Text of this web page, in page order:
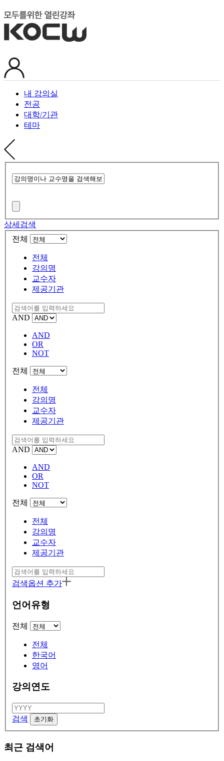
내 강의실
전공
대학/기관
테마
상세검색
전체
전체
강의명
교수자
제공기관
AND
AND
OR
NOT
전체
전체
강의명
교수자
제공기관
AND
AND
OR
NOT
전체
전체
강의명
교수자
제공기관
검색옵션 추가
언어유형
전체
전체
한국어
영어
강의연도
검색
최근 검색어